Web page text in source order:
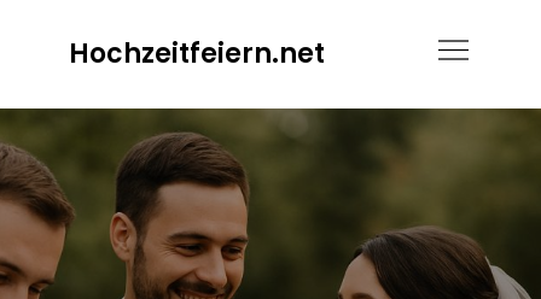
Hochzeitfeiern.net